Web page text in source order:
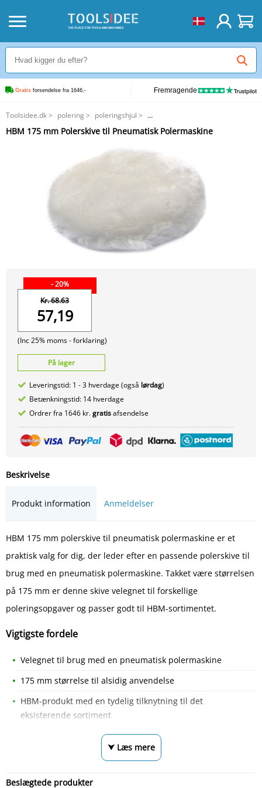
Gratis forsendelse fra 1646,- Fremragende
Toolsidee.dk> polering > poleringshjul >
HBM 175 mm Polerskive til Pneumatisk Polermaskine
HBM 175 mm Polerskive til Pneumatisk Polermaskine
- 20%
Kr. 68.63
57,19
(Inc 25% moms -forklaring)
På lager
Leveringstid: 1 - 3 hverdage (også lørdag)
Betænkningstid: 14 hverdage
Ordrer fra 1646 kr.gratisafsendelse
Beskrivelse
Produkt information Anmeldelser
HBM 175 mm polerskive til pneumatisk polermaskine er et
praktisk valg for dig, der leder efter en passende polerskive til
brug med en pneumatisk polermaskine. Takket være størrelsen
på 175 mm er denne skive velegnet til forskellige
poleringsopgaver og passer godt til HBM-sortimentet.
Vigtigste fordele
Velegnet til brug med en pneumatisk polermaskine
175 mm størrelse til alsidig anvendelse
HBM-produkt med en tydelig tilknytning til det
eksisterende sortiment
⮟ Læs mere
Beslægtede produkter